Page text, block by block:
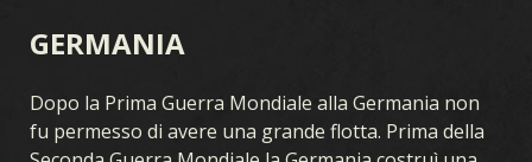
GERMANIA
Dopo la Prima Guerra Mondiale alla Germania non
fu permesso di avere una grande flotta. Prima della